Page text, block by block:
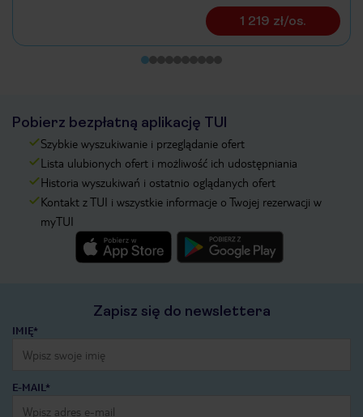
1 219 zł/os.
Pobierz bezpłatną aplikację TUI
Szybkie wyszukiwanie i przeglądanie ofert
Lista ulubionych ofert i możliwość ich udostępniania
Historia wyszukiwań i ostatnio oglądanych ofert
Kontakt z TUI i wszystkie informacje o Twojej rezerwacji w
myTUI
Zapisz się do newslettera
IMIĘ*
E-MAIL*